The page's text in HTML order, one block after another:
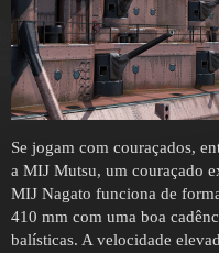
Se jogam com couraçados,
a MIJ Mutsu, um couraçado
MIJ Nagato funciona de
410 mm com uma boa
balísticas. A velocidade